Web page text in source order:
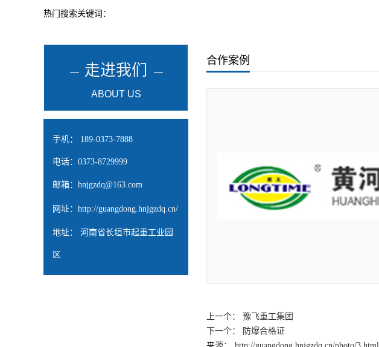
热门搜索关键词：
走进我们
ABOUT US
手机： 189-0373-7888
电话：0373-8729999
邮箱： hnjgzdq@163.com
网址： http://guangdong.hnjgzdq.cn/
地址： 河南省长垣市起重工业园
区
合作案例
上一个：
豫飞重工集团
下一个：
防爆合格证